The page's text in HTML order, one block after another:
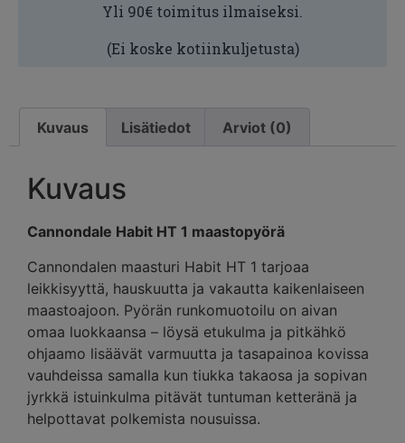
Yli 90€ toimitus ilmaiseksi.
(Ei koske kotiinkuljetusta)
Kuvaus Lisätiedot Arviot (0)
Kuvaus
Cannondale Habit HT 1 maastopyörä
Cannondalen maasturi Habit HT 1 tarjoaa
leikkisyyttä, hauskuutta ja vakautta kaikenlaiseen
maastoajoon. Pyörän runkomuotoilu on aivan
omaa luokkaansa – löysä etukulma ja pitkähkö
ohjaamo lisäävät varmuutta ja tasapainoa kovissa
vauhdeissa samalla kun tiukka takaosa ja sopivan
jyrkkä istuinkulma pitävät tuntuman ketteränä ja
helpottavat polkemista nousuissa.